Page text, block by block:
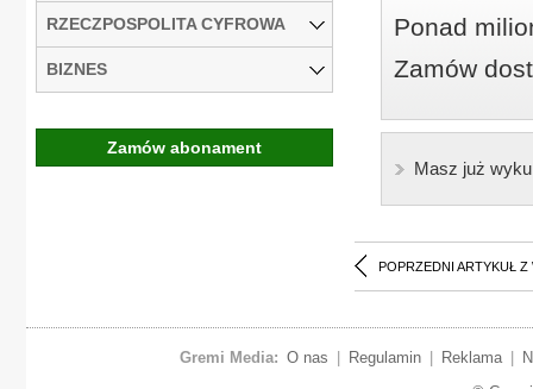
Ponad
Zamów
Masz już
POPRZEDNI ARTYKUŁ Z
RZECZPOSPOLITA CYFROWA
BIZNES
Zamów abonament
Gremi Media: O nas Regulamin Reklama